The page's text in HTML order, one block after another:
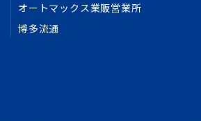
オートマックス業販営業所
博多流通